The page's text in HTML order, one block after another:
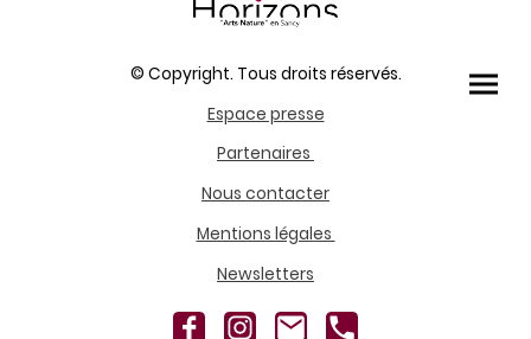
© Copyright. Tous droits réservés.
Espace presse
Partenaires
Nous contacter
Mentions légales
Newsletters